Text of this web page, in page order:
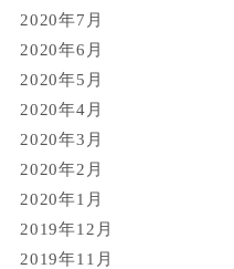
2020年7月
2020年6月
2020年5月
2020年4月
2020年3月
2020年2月
2020年1月
2019年12月
2019年11月